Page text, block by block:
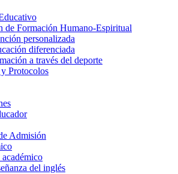
de Formación Humano-Espiritual
personalizada
diferenciada
a través del deporte
Protocolos
Admisión
del inglés